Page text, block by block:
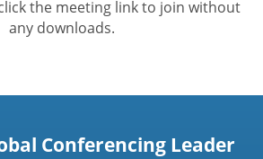
the meeting link to join without
any downloads.
Conferencing Leader